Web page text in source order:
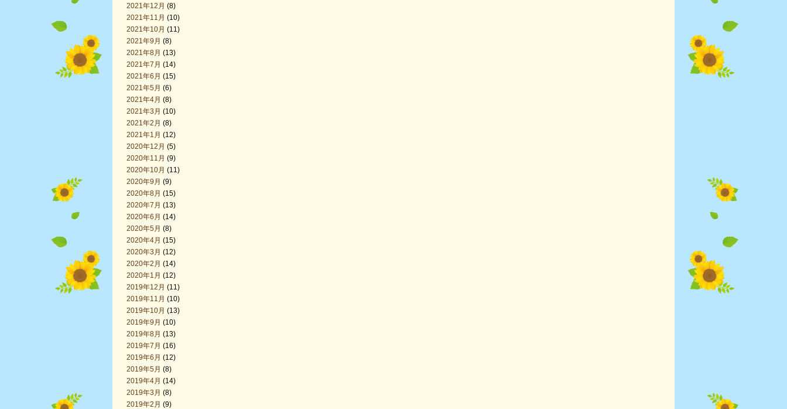
2021年12月 (8)
2021年11月 (10)
2021年10月 (11)
2021年9月 (8)
2021年8月 (13)
2021年7月 (14)
2021年6月 (15)
2021年5月 (6)
2021年4月 (8)
2021年3月 (10)
2021年2月 (8)
2021年1月 (12)
2020年12月 (5)
2020年11月 (9)
2020年10月 (11)
2020年9月 (9)
2020年8月 (15)
2020年7月 (13)
2020年6月 (14)
2020年5月 (8)
2020年4月 (15)
2020年3月 (12)
2020年2月 (14)
2020年1月 (12)
2019年12月 (11)
2019年11月 (10)
2019年10月 (13)
2019年9月 (10)
2019年8月 (13)
2019年7月 (16)
2019年6月 (12)
2019年5月 (8)
2019年4月 (14)
2019年3月 (8)
2019年2月 (9)